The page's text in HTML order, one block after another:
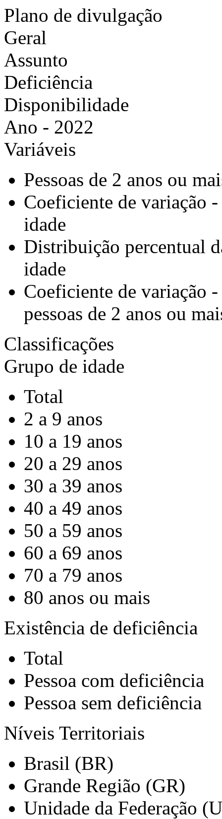
Plano de divulgação
Geral
Assunto
Deficiência
Disponibilidade
Ano - 2022
Variáveis
Pessoas de 2 anos ou
Coeficiente de variação -
idade
Distribuição percentual
idade
Coeficiente de variação
pessoas de 2 anos ou
Classificações
Grupo de idade
Total
2 a 9 anos
10 a 19 anos
20 a 29 anos
30 a 39 anos
40 a 49 anos
50 a 59 anos
60 a 69 anos
70 a 79 anos
80 anos ou mais
Existência de deficiência
Total
Pessoa com deficiência
Pessoa sem deficiência
Níveis Territoriais
Brasil (BR)
Grande Região (GR)
Unidade da Federação